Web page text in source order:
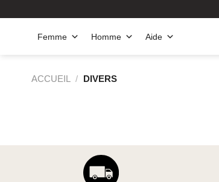
au
Femme Homme Aide
ACCUEIL / DIVERS